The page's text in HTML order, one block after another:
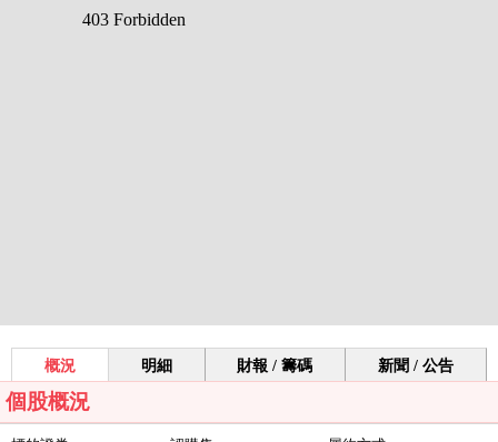
概況 明細 財報 / 籌碼 新聞 / 公告
個股概況